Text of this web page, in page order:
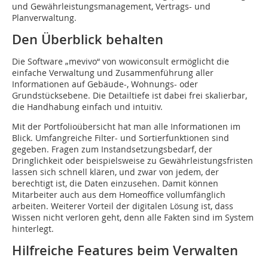
und Gewährleistungsmanagement, Vertrags- und
Planverwaltung.
Den Überblick behalten
Die Software „mevivo“ von wowiconsult ermöglicht die
einfache Verwaltung und Zusammenführung aller
Informationen auf Gebäude-, Wohnungs- oder
Grundstücksebene. Die Detailtiefe ist dabei frei skalierbar,
die Handhabung einfach und intuitiv.
Mit der Portfolioübersicht hat man alle Informationen im
Blick. Umfangreiche Filter- und Sortierfunktionen sind
gegeben. Fragen zum Instandsetzungsbedarf, der
Dringlichkeit oder beispielsweise zu Gewährleistungsfristen
lassen sich schnell klären, und zwar von jedem, der
berechtigt ist, die Daten einzusehen. Damit können
Mitarbeiter auch aus dem Homeoffice vollumfänglich
arbeiten. Weiterer Vorteil der digitalen Lösung ist, dass
Wissen nicht verloren geht, denn alle Fakten sind im System
hinterlegt.
Hilfreiche Features beim Verwalten